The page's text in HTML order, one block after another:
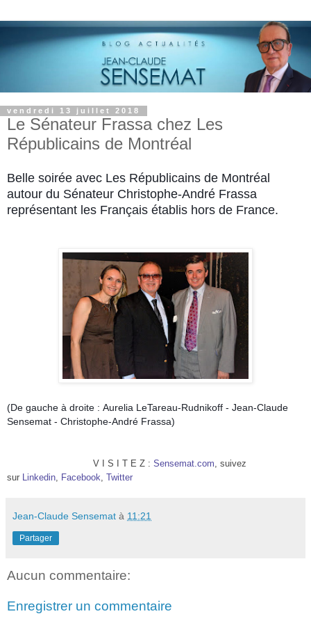
vendredi 13 juillet 2018
Le Sénateur Frassa chez Les
Républicains de Montréal
Belle soirée avec Les Républicains de Montréal
autour du Sénateur Christophe-André Frassa
représentant les Français établis hors de France.
(De gauche à droite : Aurelia LeTareau-Rudnikoff - Jean-Claude
Sensemat - Christophe-André Frassa)
V I S I T E Z : Sensemat.com, suivez
sur Linkedin, Facebook, Twitter
Jean-Claude Sensemat à 11:21
Partager
Aucun commentaire:
Enregistrer un commentaire